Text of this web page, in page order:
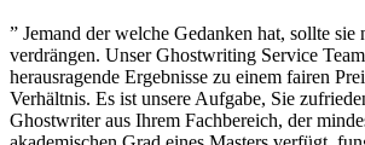
” Jemand der welche Gedanken hat, sollte sie
verdrängen. Unser Ghostwriting Service
herausragende Ergebnisse zu einem fairen
Verhältnis. Es ist unsere Aufgabe, Sie
Ghostwriter aus Ihrem Fachbereich, der